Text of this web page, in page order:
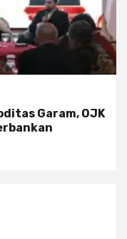
Garam, OJK